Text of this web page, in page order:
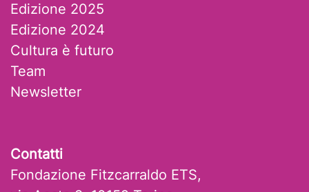
Edizione 2025
Edizione 2024
Cultura è futuro
Team
Newsletter
Contatti
Fondazione Fitzcarraldo ETS,